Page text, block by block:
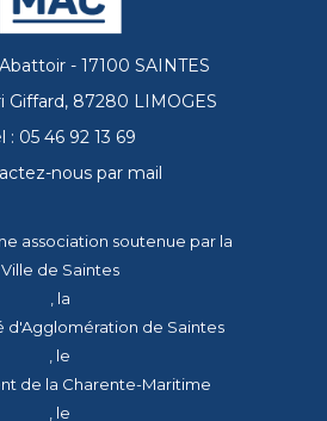
- 17100 SAINTES
Giffard, 87280 LIMOGES
: 05 46 92 13 69
nous par mail
association soutenue par la
Ville de Saintes
, la
d'Agglomération de Saintes
, le
de la Charente-Maritime
, le